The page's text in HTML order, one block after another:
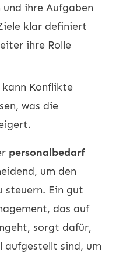
ihre Aufgaben
klar definiert
ihre Rolle
Konflikte
was die
personalbedarf
um den
steuern. Ein gut
das auf
sorgt dafür,
aufgestellt sind, um